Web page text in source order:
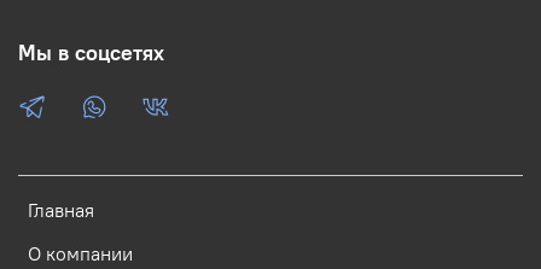
Главная
О компании
Мы в соцсетях